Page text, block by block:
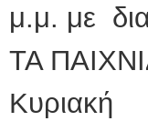
μ.μ. με
ΤΑ
Κυριακή